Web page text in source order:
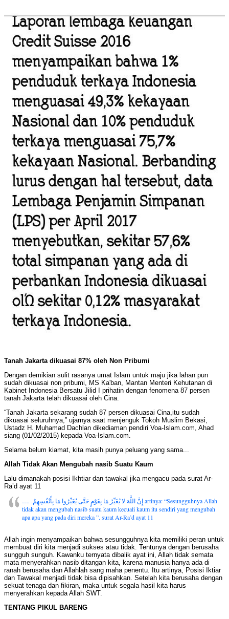
Tanah Jakarta dikuasai 87% oleh Non Pribumi
Dengan demikian sulit rasanya umat Islam untuk maju jika lahan pun
sudah dikuasai non pribumi, MS Ka'ban, Mantan Menteri Kehutanan di
Kabinet Indonesia Bersatu Jilid I prihatin dengan fenomena 87 persen
tanah Jakarta telah dikuasai oleh Cina.
“Tanah Jakarta sekarang sudah 87 persen dikuasai Cina,itu sudah
dikuasai seluruhnya,” ujarnya saat menjenguk Tokoh Muslim Bekasi,
Ustadz H. Muhamad Dachlan dikediaman pendiri Voa-Islam.com, Ahad
siang (01/02/2015) kepada Voa-Islam.com.
Selama belum kiamat, kita masih punya peluang yang sama...
Allah Tidak Akan Mengubah nasib Suatu Kaum
Lalu dimanakah posisi Ikhtiar dan tawakal jika mengacu pada surat Ar-
Ra’d ayat 11
…. .إِنَّ اللَّهَ لا يُغَيِّرُ مَا بِقَوْمٍ حَتَّى يُغَيِّرُوا مَا بِأَنْفُسِهِمْ artinya: “Sesungguhnya Allah
tidak akan mengubah nasib suatu kaum kecuali kaum itu sendiri yang mengubah
apa apa yang pada diri mereka ”. surat Ar-Ra’d ayat 11
Allah ingin menyampaikan bahwa sesungguhnya kita memiliki peran untuk
membuat diri kita menjadi sukses atau tidak. Tentunya dengan berusaha
sungguh sunguh. Kawanku ternyata dibalik ayat ini, Allah tidak semata
mata menyerahkan nasib ditangan kita, karena manusia hanya ada di
ranah berusaha dan Allahlah sang maha penentu. Itu artinya, Posisi Iktiar
dan Tawakal menjadi tidak bisa dipisahkan. Setelah kita berusaha dengan
sekuat tenaga dan fikiran, maka untuk segala hasil kita harus
menyerahkan kepada Allah SWT.
TENTANG PIKUL BARENG